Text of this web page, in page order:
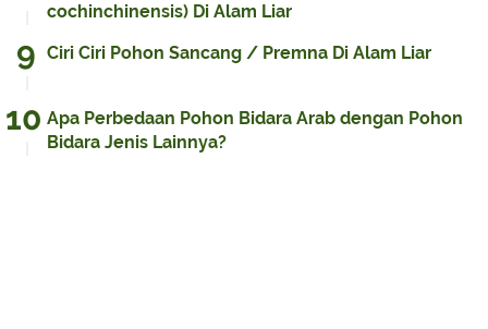
cochinchinensis) Di Alam Liar
Ciri Ciri Pohon Sancang / Premna Di Alam Liar
Apa Perbedaan Pohon Bidara Arab dengan Pohon
Bidara Jenis Lainnya?